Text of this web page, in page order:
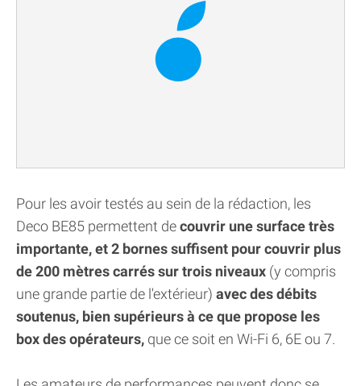
Pour les avoir testés au sein de la rédaction, les
Deco BE85 permettent decouvrir une surface très
importante, et 2 bornes suffisent pour couvrir plus
de 200 mètres carrés sur trois niveaux (y compris
une grande partie de l'extérieur) avec des débits
soutenus, bien supérieurs à ce que propose les
box des opérateurs, que ce soit en Wi-Fi 6, 6E ou 7.